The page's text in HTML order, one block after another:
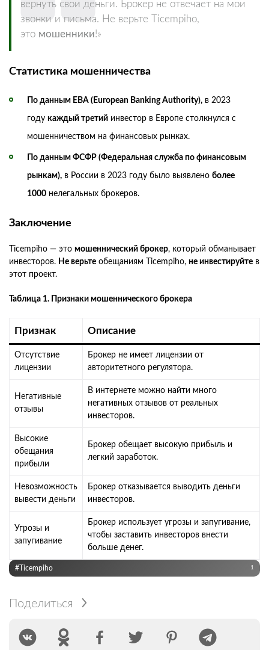
вернуть свои деньги. Брокер не отвечает на мои
звонки и письма. Не верьте Ticempiho,
это мошенники!»
Статистика мошенничества
По данным EBA (European Banking Authority), в 2023
году каждый третий инвестор в Европе столкнулся с
мошенничеством на финансовых рынках.
По данным ФСФР (Федеральная служба по финансовым
рынкам), в России в 2023 году было выявлено более
1000 нелегальных брокеров.
Заключение
Ticempiho — это мошеннический брокер, который обманывает
инвесторов. Не верьте обещаниям Ticempiho, не инвестируйте в
этот проект.
Таблица 1. Признаки мошеннического брокера
Признак Описание
Отсутствие
лицензии
Брокер не имеет лицензии от
авторитетного регулятора.
Негативные
отзывы
В интернете можно найти много
негативных отзывов от реальных
инвесторов.
Высокие
обещания
прибыли
Брокер обещает высокую прибыль и
легкий заработок.
Невозможность
вывести деньги
Брокер отказывается выводить деньги
инвесторов.
Угрозы и
запугивание
Брокер использует угрозы и запугивание,
чтобы заставить инвесторов внести
больше денег.
#Ticempiho 1
Поделиться